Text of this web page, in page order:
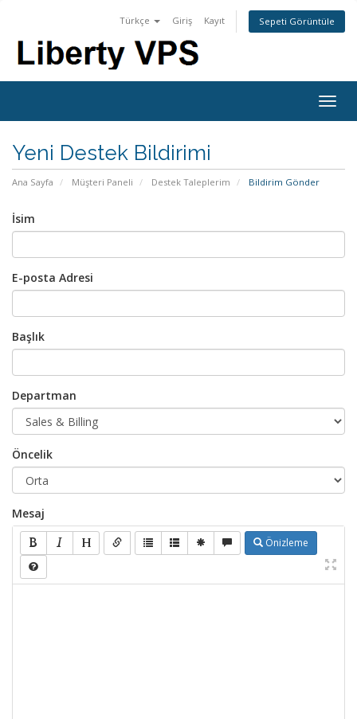
Türkçe Giriş Kayıt Sepeti Görüntüle
Yeni Destek Bildirimi
Ana Sayfa Müşteri Paneli Destek Taleplerim Bildirim Gönder
İsim
E-posta Adresi
Başlık
Departman
Öncelik
Mesaj
Önizleme